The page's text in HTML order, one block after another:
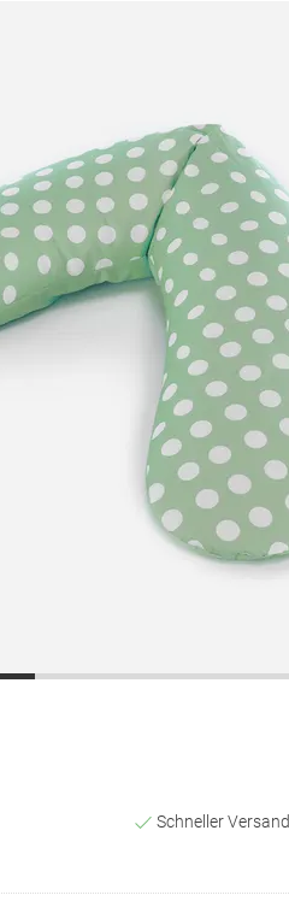
Schneller Versand